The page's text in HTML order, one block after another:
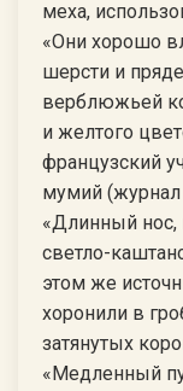
меха,
«Они хорошо
шерсти и
верблюжьей
и желтого
французский
мумий (журнал
«Длинный нос,
светло-
этом же
хоронили в
затянутых
«Медленный